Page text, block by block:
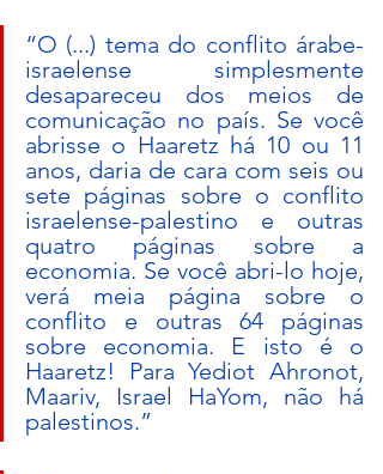
“O (...) tema do conflito árabe-
israelense simplesmente
desapareceu dos meios de
comunicação no país. Se você
abrisse o Haaretz há 10 ou 11
anos, daria de cara com seis ou
sete páginas sobre o conflito
israelense-palestino e outras
quatro páginas sobre a
economia. Se você abri-lo hoje,
verá meia página sobre o
conflito e outras 64 páginas
sobre economia. E isto é o
Haaretz! Para Yediot Ahronot,
Maariv, Israel HaYom, não há
palestinos.”